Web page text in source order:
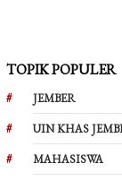
TOPIK POPULER
JEMBER
UIN KHAS
MAHASISWA